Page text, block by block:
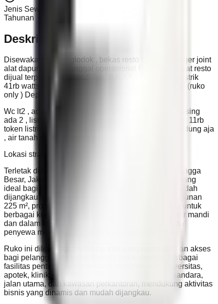
Jenis Sewa
Tahunan
Deskripsi
Disewakan ruko di glodok , bekas resto fast food burger joint
alat dapur lengkap tinggal operasional Furnished ( alat resto
dijual terpisah ) Ukuran 5,5 x 18 X 4,5 Lantai SHM Listrik
41rb watts / Air tanah Harga sewa 200 juta / thn nego (ruko
only ) Deposit 10% dari harga sewa
Wc lt2 , ada 3/4 ya urinal ada 3 , lt3 dan 4 masing masing
ada 2 , listrik 41rb saya bakal minta balikin ke awal di 11rb
token listrik kalo ada penyewa baru yg mau sewa gedung aja
, air tanah ya. Lt 4 tuh sdh di sekat jadi ada 4 kamar ,.
Lokasi strategis tuk Usaha Restauran.
Terletak di kawasan strategis Jalan Gajah Mada, Mangga
Besar, Jakarta Barat, ruko luas ini menawarkan peluang
ideal bagi bisnis yang membutuhkan lokasi yang mudah
dijangkau. Dengan luas tanah 100 m² dan luas bangunan
225 m², properti ini menyediakan ruang yang cukup untuk
berbagai keperluan komersial. Memiliki empat kamar mandi
dan dalam kondisi belum berfurnitur, memungkinkan
penyewa menyesuaikan interior sesuai kebutuhan.
Ruko ini dilengkapi fasilitas parkir yang memudahkan akses
bagi pelanggan dan staf. Berada dekat dengan berbagai
fasilitas penting seperti sekolah internasional, universitas,
apotek, klinik, pelabuhan, akses tol, rumah sakit, bandara,
jalan utama, dan kawasan perkantoran, mendukung aktivitas
bisnis yang dinamis dan mudah dijangkau.